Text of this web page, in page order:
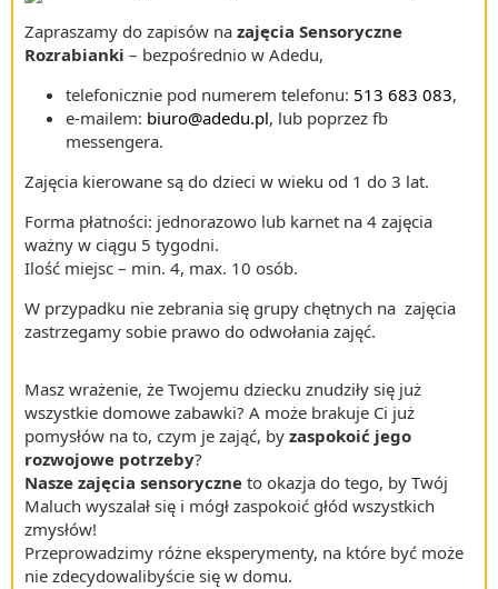
Zapraszamy do zapisów na zajęcia Sensoryczne
Rozrabianki – bezpośrednio w Adedu,
telefonicznie pod numerem telefonu: 513 683 083,
e-mailem: biuro@adedu.pl, lub poprzez fb
messengera.
Zajęcia kierowane są do dzieci w wieku od 1 do 3 lat.
Forma płatności: jednorazowo lub karnet na 4 zajęcia
ważny w ciągu 5 tygodni.
Ilość miejsc – min. 4, max. 10 osób.
W przypadku nie zebrania się grupy chętnych na zajęcia
zastrzegamy sobie prawo do odwołania zajęć.
Masz wrażenie, że Twojemu dziecku znudziły się już
wszystkie domowe zabawki? A może brakuje Ci już
pomysłów na to, czym je zająć, by zaspokoić jego
rozwojowe potrzeby?
Nasze zajęcia sensoryczneto okazja do tego, by Twój
Maluch wyszalał się i mógł zaspokoić głód wszystkich
zmysłów!
Przeprowadzimy różne eksperymenty, na które być może
nie zdecydowalibyście się w domu.